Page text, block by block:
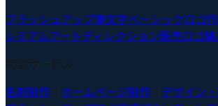
ブラッシュアップ筆文字ベーシックロゴ
レミアムアートディレクション販売ロゴ
関連サービス
名刺制作
ホームページ制作
デザイン